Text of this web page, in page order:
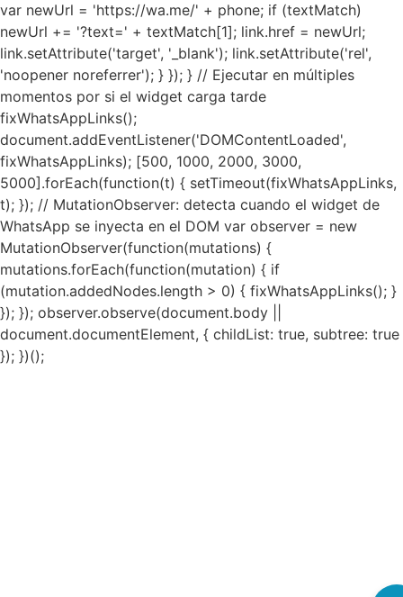
var newUrl = 'https://wa.me/' + phone; if (textMatch)
newUrl += '?text=' + textMatch[1]; link.href = newUrl;
link.setAttribute('target', '_blank'); link.setAttribute('rel',
'noopener noreferrer'); } }); } // Ejecutar en múltiples
momentos por si el widget carga tarde
fixWhatsAppLinks();
document.addEventListener('DOMContentLoaded',
fixWhatsAppLinks); [500, 1000, 2000, 3000,
5000].forEach(function(t) { setTimeout(fixWhatsAppLinks,
t); }); // MutationObserver: detecta cuando el widget de
WhatsApp se inyecta en el DOM var observer = new
MutationObserver(function(mutations) {
mutations.forEach(function(mutation) { if
(mutation.addedNodes.length > 0) { fixWhatsAppLinks(); }
}); }); observer.observe(document.body ||
document.documentElement, { childList: true, subtree: true
}); })();